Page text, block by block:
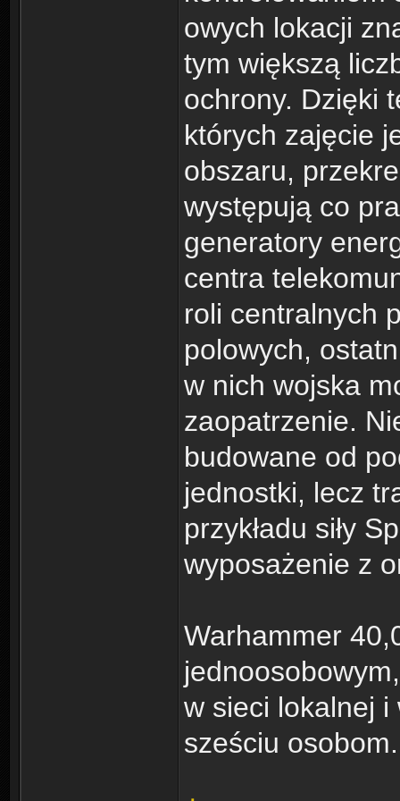
owych lokacji
tym większą
ochrony. Dzięki
których zajęcie
obszaru,
występują co
generatory
centra
roli centralnych
polowych,
w nich wojska
zaopatrzenie.
budowane od
jednostki, lecz
przykładu siły
wyposażenie z
Warhammer
w sieci lokalnej
sześciu osobom.